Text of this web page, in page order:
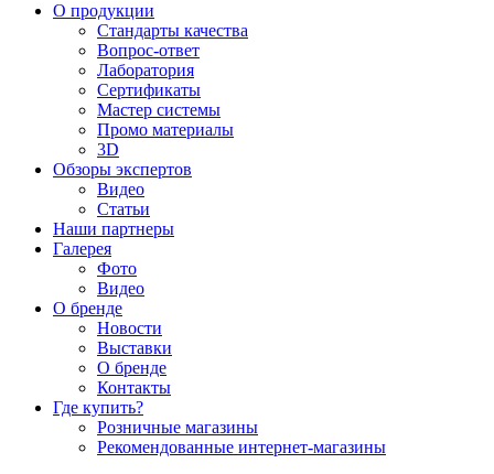
О продукции
Стандарты качества
Вопрос-ответ
Лаборатория
Сертификаты
Мастер системы
Промо материалы
3D
Обзоры экспертов
Видео
Статьи
Наши партнеры
Галерея
Фото
Видео
О бренде
Новости
Выставки
О бренде
Контакты
Где купить?
Розничные магазины
Рекомендованные интернет-магазины